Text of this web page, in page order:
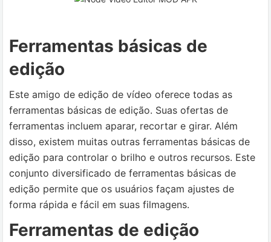
Ferramentas básicas de
edição
Este amigo de edição de vídeo oferece todas as
ferramentas básicas de edição. Suas ofertas de
ferramentas incluem aparar, recortar e girar. Além
disso, existem muitas outras ferramentas básicas de
edição para controlar o brilho e outros recursos. Este
conjunto diversificado de ferramentas básicas de
edição permite que os usuários façam ajustes de
forma rápida e fácil em suas filmagens.
Ferramentas de edição